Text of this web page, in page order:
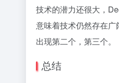
技术的潜力还很大，
意味着技术仍然存在
出现第二个，第三个。
总结